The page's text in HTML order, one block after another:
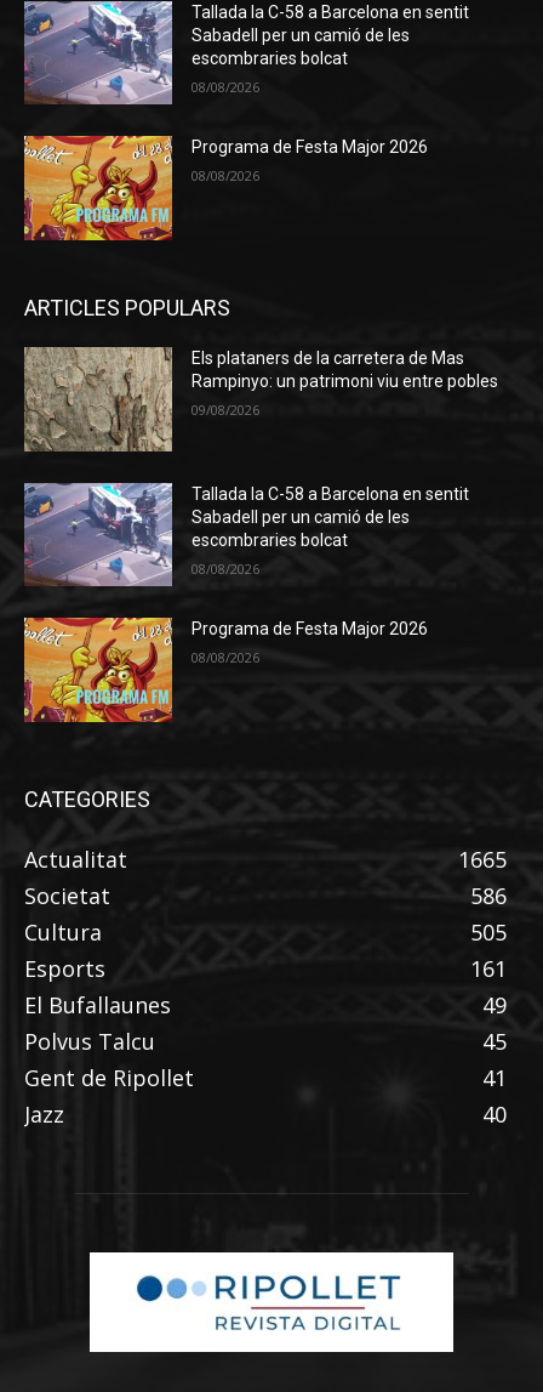
Tallada la C-58 a Barcelona en sentit
Sabadell per un camió de les
escombraries bolcat
08/08/2026
Programa de Festa Major 2026
08/08/2026
ARTICLES POPULARS
Els plataners de la carretera de Mas
Rampinyo: un patrimoni viu entre pobles
09/08/2026
Tallada la C-58 a Barcelona en sentit
Sabadell per un camió de les
escombraries bolcat
08/08/2026
Programa de Festa Major 2026
08/08/2026
CATEGORIES
Actualitat
1665
Societat
586
Cultura
505
Esports
161
El Bufallaunes
49
Polvus Talcu
45
Gent de Ripollet
41
Jazz
40